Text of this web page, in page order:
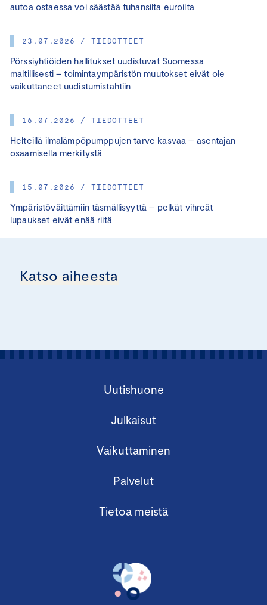
autoa ostaessa voi säästää tuhansilta euroilta
23.07.2026 / TIEDOTTEET
Pörssiyhtiöiden hallitukset uudistuvat Suomessa
maltillisesti – toimintaympäristön muutokset eivät ole
vaikuttaneet uudistumistahtiin
16.07.2026 / TIEDOTTEET
Helteillä ilmalämpöpumppujen tarve kasvaa – asentajan
osaamisella merkitystä
15.07.2026 / TIEDOTTEET
Ympäristöväittämiin täsmällisyyttä – pelkät vihreät
lupaukset eivät enää riitä
Katso aiheesta
Uutishuone
Julkaisut
Vaikuttaminen
Palvelut
Tietoa meistä